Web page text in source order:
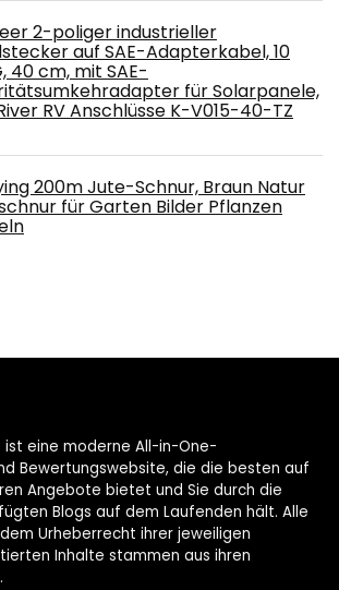
2-poliger industrieller
auf SAE-Adapterkabel, 10
40 cm, mit SAE-
für Solarpanele,
RV Anschlüsse K-V015-40-TZ
200m Jute-Schnur, Braun Natur
für Garten Bilder Pflanzen
ist eine moderne All-in-One-
Bewertungswebsite, die die besten auf
Angebote bietet und Sie durch die
Blogs auf dem Laufenden hält. Alle
Urheberrecht ihrer jeweiligen
Inhalte stammen aus ihren